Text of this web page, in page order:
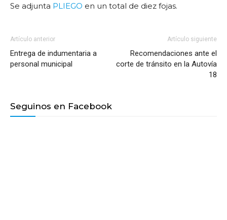
Se adjunta PLIEGO en un total de diez fojas.
Artículo anterior
Entrega de indumentaria a
personal municipal
Artículo siguiente
Recomendaciones ante el
corte de tránsito en la Autovía
18
Seguinos en Facebook